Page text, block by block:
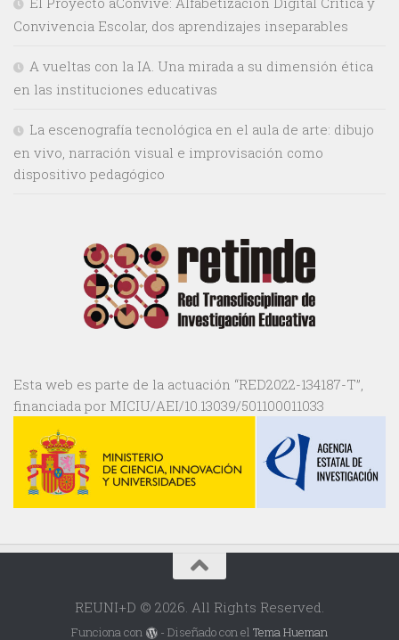
Convivencia Escolar, dos aprendizajes inseparables
A vueltas con la IA. Una mirada a su dimensión ética
en las instituciones educativas
La escenografía tecnológica en el aula de arte: dibujo
en vivo, narración visual e improvisación como
dispositivo pedagógico
Esta web es parte de la actuación “RED2022-134187-T”,
financiada por MICIU/AEI/10.13039/501100011033
REUNI+D © 2026. All Rights Reserved.
Funciona con - Diseñado con el Tema Hueman